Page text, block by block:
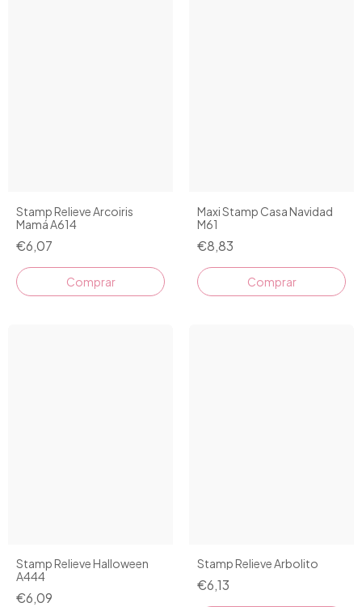
Stamp Relieve Arcoiris
Mamá A614
€6,07
Comprar
Maxi Stamp Casa Navidad
M61
€8,83
Comprar
Stamp Relieve Halloween
A444
€6,09
Stamp Relieve Arbolito
€6,13